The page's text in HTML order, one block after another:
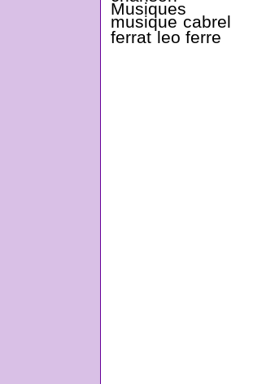
Musiques
musique cabrel
ferrat leo ferre